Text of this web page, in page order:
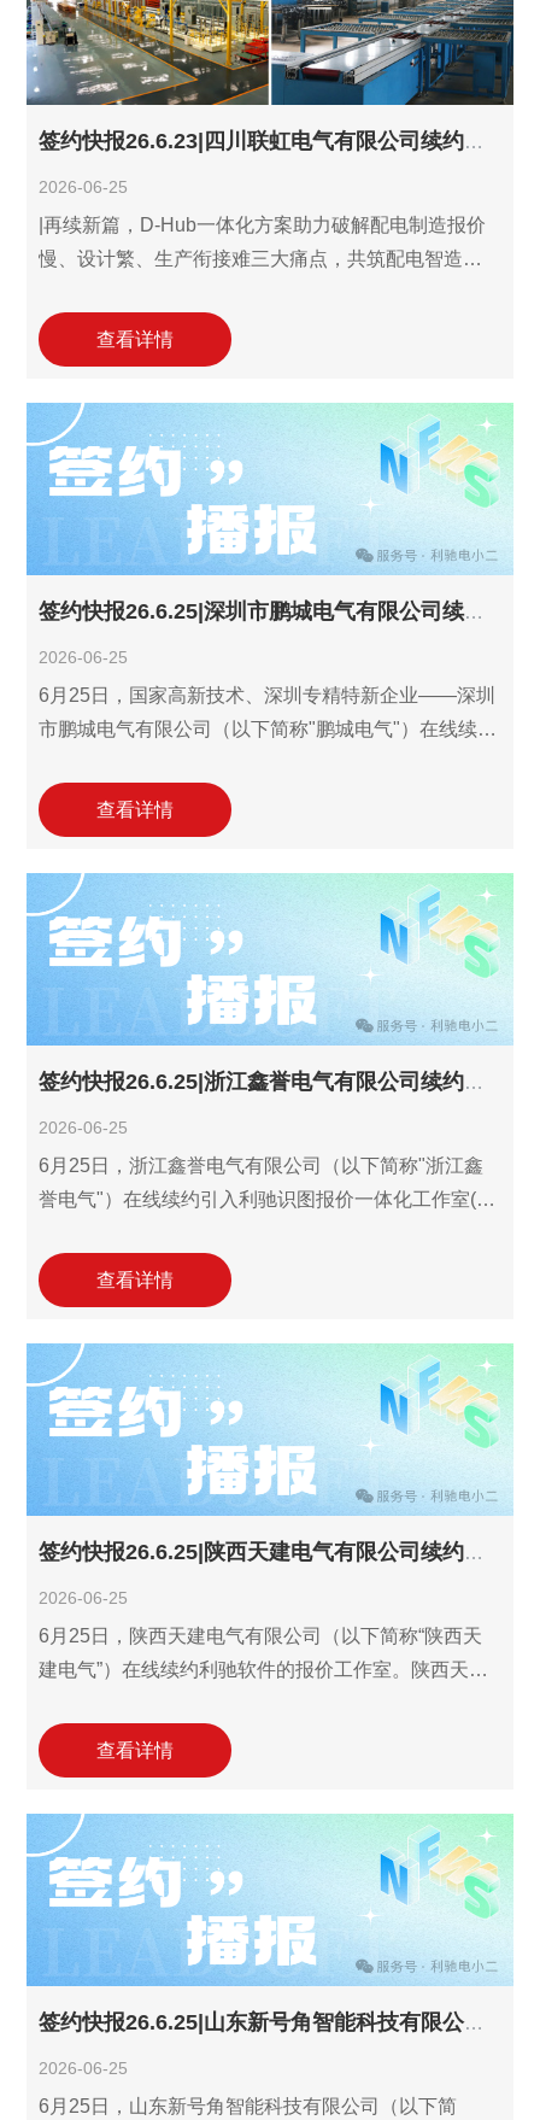
签约快报26.6.23|四川联虹电气有限公司续约利驰D-Hub识图报价设计三件套!
2026-06-25
|再续新篇，D-Hub一体化方案助力破解配电制造报价
慢、设计繁、生产衔接难三大痛点，共筑配电智造新
川联虹电气")与利驰软件达成合作协议，续约利驰D-
Hub识图报价设计三件套解决方案。本次为首次续约，
可与持续信赖。 四川联虹电气专注于高低压配电领
域，主营箱式变电站、高压配电柜（KYN、XGN系
列）、低压配电柜（GCS、GGD、XMJ、PDE、XL、
XM等系列）及环网柜、高压电缆分支
查看详情
签约快报26.6.25|深圳市鹏城电气有限公司续约利驰识图报价一体化工作室！
2026-06-25
6月25日，国家高新技术、深圳专精特新企业——深圳
市鹏城电气有限公司（以下简称"鹏城电气"）在线续约
ExWinner/SuperWinner+图晓晓AI识图)。鹏城电气长
期面向电网、市政、教育、医疗、工业、房建及新能
年引入利驰报价工作室，2023年起升级至识图报价一
体化工作室，每年续约持续使用，通过专业的数字化
工具显著提升了业务拓展能力。此次续约将助力鹏城
电气进一步提升从图纸到报价的关键流程数字化效
查看详情
签约快报26.6.25|浙江鑫誉电气有限公司续约利驰识图报价一体化工作室！
2026-06-25
6月25日，浙江鑫誉电气有限公司（以下简称"浙江鑫
誉电气"）在线续约引入利驰识图报价一体化工作室(报
电气核心业务涵盖配电开关控制设备制造与销售、输
配电及控制设备制造、智能输配电及控制设备销售等
每年持续续约使用，依托该数字化工具已显著提升了
业务拓展能力。此次续约将助力其进一步提升从图纸
到报价的关键流程数字化效率，持续提升电气设备产
品与服务业务的报价效率与核算精度，增
查看详情
签约快报26.6.25|陕西天建电气有限公司续约利驰报价工作室！
2026-06-25
6月25日，陕西天建电气有限公司（以下简称“陕西天
建电气”）在线续约利驰软件的报价工作室。陕西天建
利驰报价工作室年费服务各1个，目前有2个报价工作
室在使用中，依托软件的海量选型数据、快速选型配
次续约合作将进一步优化陕西天建电气在高低压配电
箱、箱式变电站等核心产品的的报价响应速度与精准
度，为市场竞争力注入数字化新动能。
查看详情
签约快报26.6.25|山东新号角智能科技有限公司签约引入利驰设计工作室！
2026-06-25
6月25日，山东新号角智能科技有限公司（以下简